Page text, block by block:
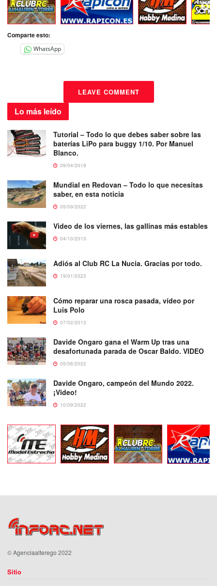
Comparte esto:
WhatsApp
LEAVE COMMENT
Lo más leído
Tutorial – Todo lo que debes saber sobre las
baterías LiPo para buggy 1/10. Por Manuel
Blanco.
09/04/2019
Mundial en Redovan – Todo lo que necesitas
saber, en esta noticia
05/09/2022
Video de los viernes, las gallinas más estables
04/10/2013
Adiós al Club RC La Nucia. Gracias por todo.
19/01/2023
Cómo reparar una rosca pasada, vídeo por
Luis Polo
07/02/2013
Davide Ongaro gana el Warm Up tras una
desafortunada parada de Oscar Baldo. VIDEO
05/06/2022
Davide Ongaro, campeón del Mundo 2022.
¡Video!
10/09/2022
©Agenciaalterego 2022
Sitio